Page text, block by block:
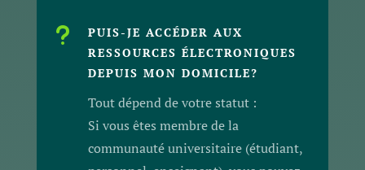
u
PUIS-JE ACCÉDER AUX
RESSOURCES ÉLECTRONIQUES
DEPUIS MON DOMICILE?
Tout dépend de votre statut :
Si vous êtes membre de la
communauté universitaire (étudiant,